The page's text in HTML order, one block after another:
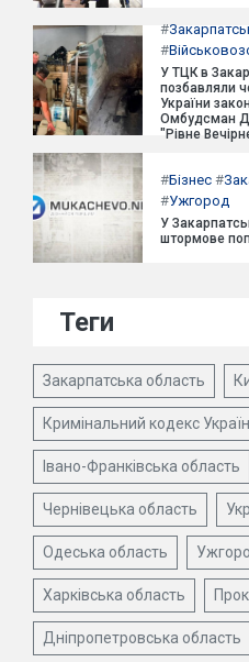
#
#
У ТЦК в
позбавляли
України
Омбудсман
"Рівне
#Бізнес #
#Ужгород
У
штормове
Теги
Закарпатська область
Кримінальний кодекс
Івано-Франківська область
Чернівецька область
Одеська область
Харківська область
Дніпропетровська область